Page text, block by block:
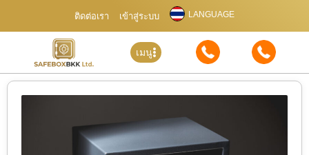
ติดต่อเรา เข้าสู่ระบบ LANGUAGE
เมนู